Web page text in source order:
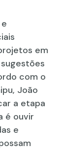
em
com o
João
a etapa
é ouvir
e